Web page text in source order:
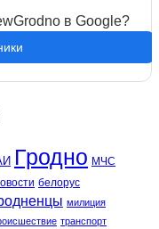
в Google?
Гродно МЧС
белорус
милиция
транспорт